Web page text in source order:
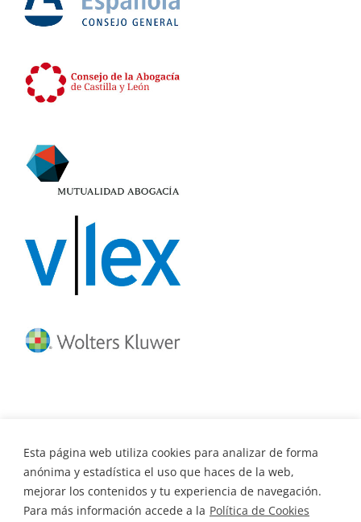
Esta página web utiliza cookies para analizar de forma
anónima y estadística el uso que haces de la web,
mejorar los contenidos y tu experiencia de navegación.
Para más información accede a la Política de Cookies